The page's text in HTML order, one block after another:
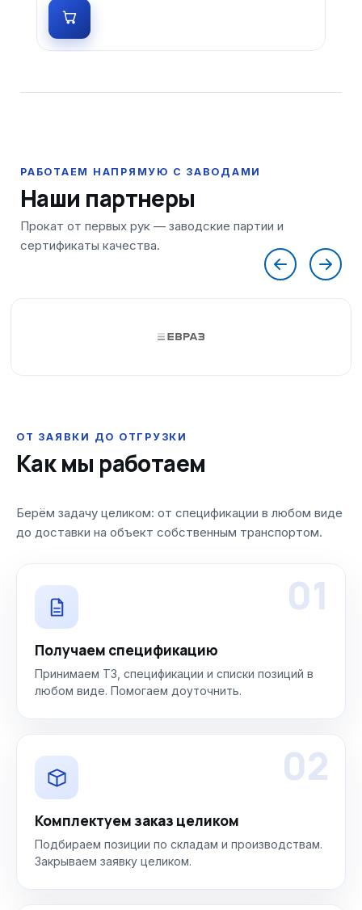
Наши партнеры
ОТ ЗАЯВКИ ДО ОТГРУЗКИ
Как мы работаем
Берём задачу целиком: от спецификации в любом виде
до доставки на объект собственным транспортом.
01
Получаем спецификацию
Принимаем ТЗ, спецификации и списки позиций в
любом виде. Помогаем доуточнить.
02
Комплектуем заказ целиком
Подбираем позиции по складам и производствам.
Закрываем заявку целиком.